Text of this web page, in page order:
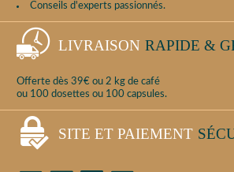
Conseils d'experts passionnés.
LIVRAISON RAPIDE &
Offerte dès 39€ ou 2 kg de café
ou 100 dosettes ou 100 capsules.
SITE ET PAIEMENT